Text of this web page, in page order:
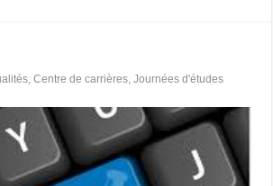
,Centre de carrières,Journées d'études